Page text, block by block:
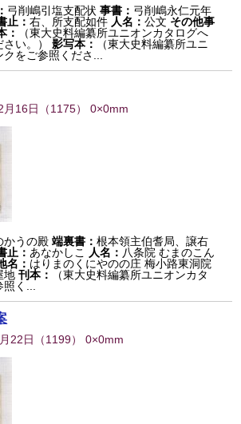
弓削嶋引塩支配状 事書： 弓削嶋永仁元年
止：右、所支配如件 人名：公文 その他事
：
（東大史料編纂所ユニオンカタログへ
い。）
影写本：
（東大史料編纂所ユニ
をご参照くださ...
月16日 （1175） 0×0mm
かうの殿 端裏書：根本領主伯耆局、譲右
止： あなかしこ 人名： 八条院 むまのこん
名： はりまのくにやのの庄 梅小路東洞院
地 刊本：
（東大史料編纂所ユニオンカタ
く...
22日 （1199） 0×0mm